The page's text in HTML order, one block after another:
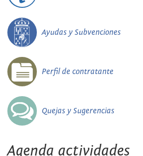
Ayudas y Subvenciones
Perfil de contratante
Quejas y Sugerencias
Agenda actividades